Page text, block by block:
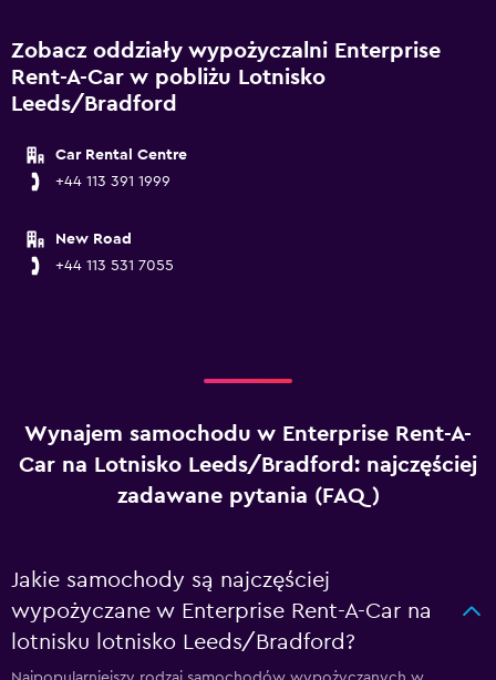
Zobacz oddziały wypożyczalni Enterprise
Rent-A-Car w pobliżu Lotnisko
Leeds/Bradford
Car Rental Centre
+44 113 391 1999
New Road
+44 113 531 7055
Wynajem samochodu w Enterprise Rent-A-
Car na Lotnisko Leeds/Bradford: najczęściej
zadawane pytania (FAQ)
Jakie samochody są najczęściej
wypożyczane w Enterprise Rent-A-Car na
lotnisku lotnisko Leeds/Bradford?